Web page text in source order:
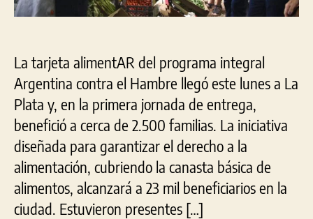
AlimentAR
La tarjeta alimentAR del programa integral
Argentina contra el Hambre llegó este lunes a La
Plata y, en la primera jornada de entrega,
benefició a cerca de 2.500 familias. La iniciativa
diseñada para garantizar el derecho a la
alimentación, cubriendo la canasta básica de
alimentos, alcanzará a 23 mil beneficiarios en la
ciudad. Estuvieron presentes […]